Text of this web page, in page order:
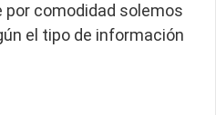
por comodidad solemos
el tipo de información